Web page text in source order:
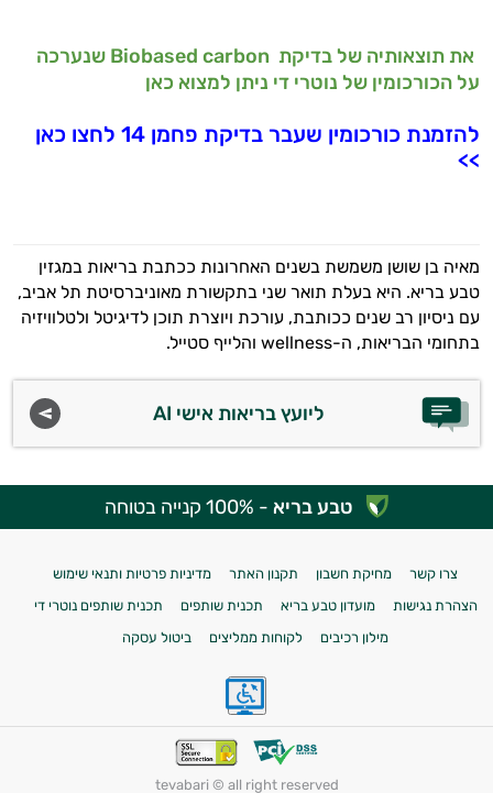
את תוצאותיה של בדיקת Biobased carbon שנערכה
על הכורכומין של נוטרי די ניתן למצוא כאן
להזמנת כורכומין שעבר בדיקת פחמן 14 לחצו כאן
>>
מאיה בן שושן משמשת בשנים האחרונות ככתבת בריאות במגזין
טבע בריא. היא בעלת תואר שני בתקשורת מאוניברסיטת תל אביב,
עם ניסיון רב שנים ככותבת, עורכת ויוצרת תוכן לדיגיטל ולטלוויזיה
בתחומי הבריאות, ה-wellness והלייף סטייל.
ליועץ בריאות אישי AI
טבע בריא - 100% קנייה בטוחה
צרו קשר מחיקת חשבון תקנון האתר
מדיניות פרטיות ותנאי שימוש
הצהרת נגישות
מועדון טבע בריא תכנית שותפים
תכנית שותפים נוטרי די
מילון רכיבים
לקוחות ממליצים ביטול עסקה
tevabari © all right reserved